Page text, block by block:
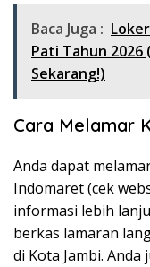
Baca Juga :
Pati Tahun
Sekarang!)
Cara Melamar
Anda dapat
Indomaret (cek
informasi lebih
berkas lamaran
di Kota Jambi.